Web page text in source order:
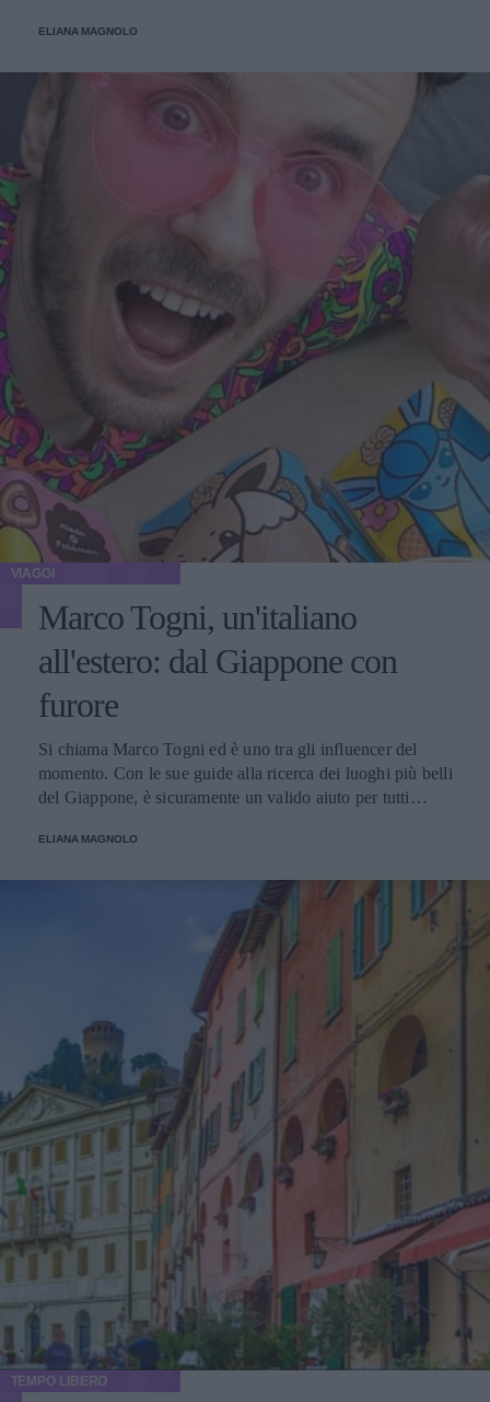
il mondo della musica metal.
ELIANA MAGNOLO
VIAGGI
Marco Togni, un'italiano
all'estero: dal Giappone con
furore
Si chiama Marco Togni ed è uno tra gli influencer del
momento. Con le sue guide alla ricerca dei luoghi più belli
del Giappone, è sicuramente un valido aiuto per tutti
dell'Oriente.
ELIANA MAGNOLO
TEMPO LIBERO